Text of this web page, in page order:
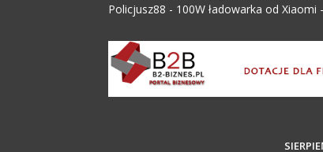
Policjusz88 - 100W ładowarka od